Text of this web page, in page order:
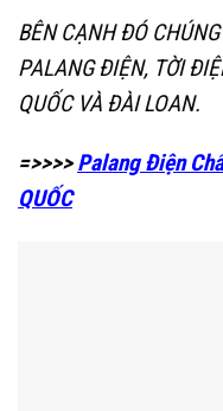
BÊN CẠNH ĐÓ
PALANG ĐIỆN, TỜI
QUỐC VÀ ĐÀI LOAN.
=>>>>Palang Điện
QUỐC